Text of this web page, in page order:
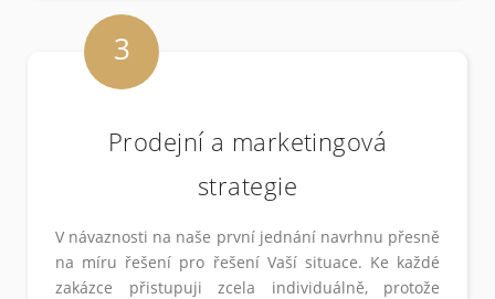
3
Prodejní a marketingová
strategie
V návaznosti na naše první jednání navrhnu přesně
na míru řešení pro řešení Vaší situace. Ke každé
zakázce přistupuji zcela individuálně, protože